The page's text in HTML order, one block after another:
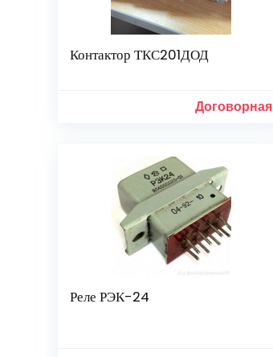
Контактор ТКС201ДОД
Договорная
Реле РЭК-24